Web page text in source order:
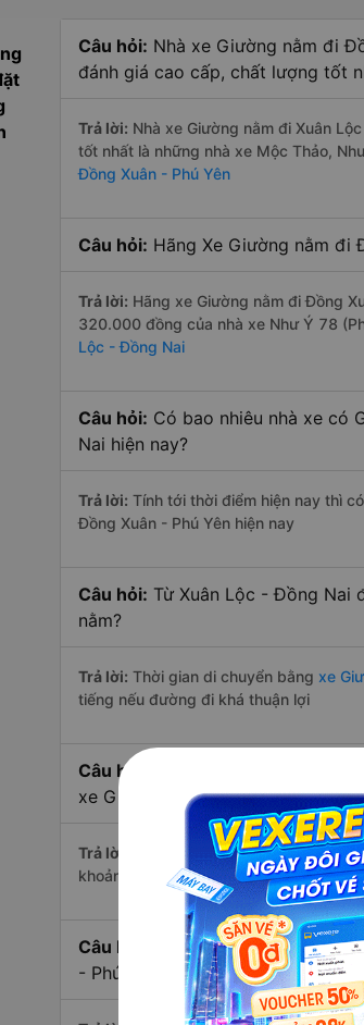
Câu hỏi: Nhà xe Giường nằm đi
đánh giá cao cấp, chất lượng tốt
Trả lời: Nhà xe Giường nằm đi Xuân
tốt nhất là những nhà xe Mộc Thảo,
Đồng Xuân - Phú Yên
Câu hỏi: Hãng Xe Giường nằm đi
Trả lời: Hãng xe Giường nằm đi Đồng
320.000 đồng của nhà xe Như Ý 78
Lộc - Đồng Nai
Câu hỏi: Có bao nhiêu nhà xe có
Nai hiện nay?
Trả lời: Tính tới thời điểm hiện nay thì
Đồng Xuân - Phú Yên hiện nay
Câu hỏi: Từ Xuân Lộc - Đồng Nai
nằm?
Trả lời: Thời gian di chuyển bằng xe
tiếng nếu đường đi khá thuận lợi
Câu hỏi:
Từ Xuân Lộc - Đồng Nai
xe Giường nằm?
Trả lời: Đường di chuyển bằngxe
khoảng 484 km.
Câu hỏi:
Mỗi ngày có bao nhiêu
- Phú Yên?